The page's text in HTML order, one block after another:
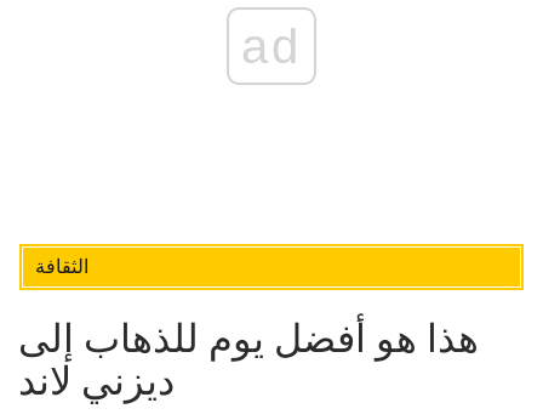
ad
الثقافة
هذا هو أفضل يوم للذهاب إلى
ديزني لاند